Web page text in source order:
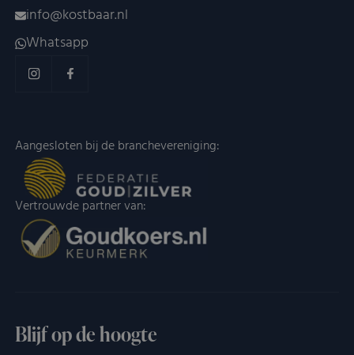
info@kostbaar.nl
Whatsapp
Aangesloten bij de branchevereniging:
Vertrouwde partner van:
Blijf op de hoogte